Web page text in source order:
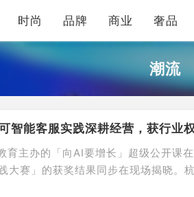
时尚 品牌 商业 奢品
潮流
智能客服实践深耕经营，获行业
育主办的「向AI要增长」超级公开课
大赛」的获奖结果同步在现场揭晓。